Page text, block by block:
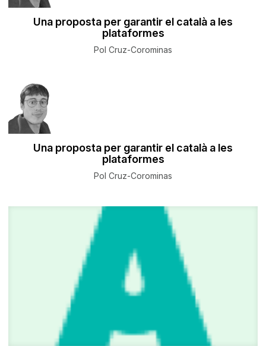
Una proposta per garantir el català a les
plataformes
Pol Cruz-Corominas
Una proposta per garantir el català a les
plataformes
Pol Cruz-Corominas